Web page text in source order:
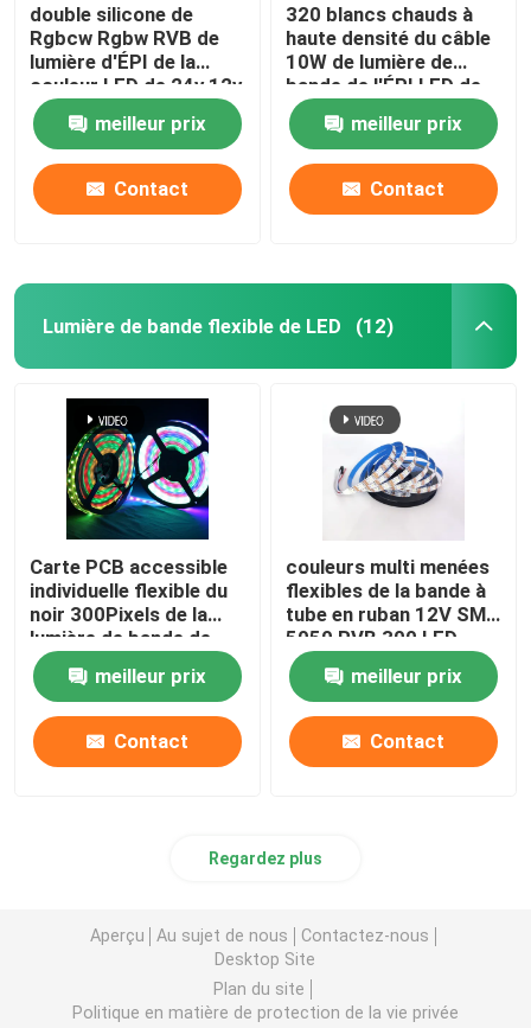
double silicone de
Rgbcw Rgbw RVB de
lumière d'ÉPI de la
couleur LED de 24v 12v
5v 8W 10W accessible
meilleur prix
Contact
320 blancs chauds à
haute densité du câble
10W de lumière de
bande de l'ÉPI LED de
Led/M Flexible 24V
meilleur prix
Contact
Lumière de bande flexible de LED (12)
Carte PCB accessible
individuelle flexible du
noir 300Pixels de la
lumière de bande de
WS2812B LED RVB
5050SMD 16.4FT
60Pixels/M polychrome
meilleur prix
Contact
couleurs multi menées
flexibles de la bande à
tube en ruban 12V SMD
5050 RVB 300 LED
meilleur prix
Contact
Regardez plus
Aperçu Au sujet de nous
Contactez-nous
Desktop Site
Plan du site
Politique en matière de protection de la vie privée